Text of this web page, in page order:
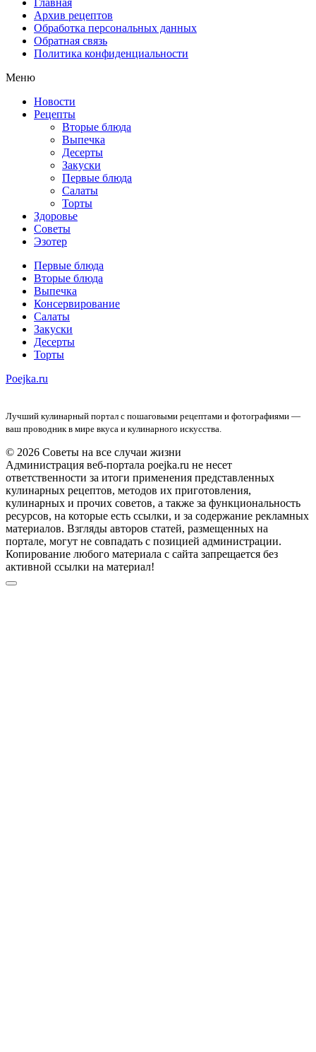
Главная
Архив рецептов
Обработка персональных данных
Обратная связь
Политика конфиденциальности
Меню
Новости
Рецепты
Вторые блюда
Выпечка
Десерты
Закуски
Первые блюда
Салаты
Торты
Здоровье
Советы
Эзотер
Первые блюда
Вторые блюда
Выпечка
Консервирование
Салаты
Закуски
Десерты
Торты
Poejka.ru
Лучший кулинарный портал с пошаговыми рецептами и фотографиями —
ваш проводник в мире вкуса и кулинарного искусства.
© 2026 Советы на все случаи жизни
Администрация веб-портала poejka.ru не несет
ответственности за итоги применения представленных
кулинарных рецептов, методов их приготовления,
кулинарных и прочих советов, а также за функциональность
ресурсов, на которые есть ссылки, и за содержание рекламных
материалов. Взгляды авторов статей, размещенных на
портале, могут не совпадать с позицией администрации.
Копирование любого материала с сайта запрещается без
активной ссылки на материал!